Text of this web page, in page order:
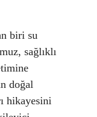
biri su
sağlıklı
doğal
hikayesini